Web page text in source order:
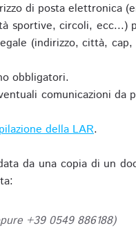
di posta elettronica
sportive, circoli,
(indirizzo, città,
obbligatori.
comunicazioni da
della LAR.
da una copia di un
+39 0549 886188)